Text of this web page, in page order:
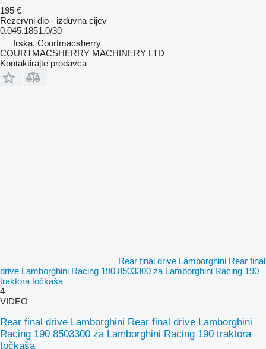
195 €
Rezervni dio - izduvna cijev
0.045.1851.0/30
Irska, Courtmacsherry
COURTMACSHERRY MACHINERY LTD
Kontaktirajte prodavca
Rear final drive Lamborghini Rear final
drive Lamborghini Racing 190 8503300 za Lamborghini Racing 190
traktora točkaša
4
VIDEO
Rear final drive Lamborghini Rear final drive Lamborghini
Racing 190 8503300 za Lamborghini Racing 190 traktora
točkaša